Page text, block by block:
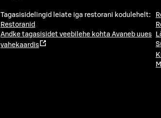
Tagasisidelingid leiate iga restorani kodulehelt:
Restoranid
Andke tagasisidet veebilehe kohta Avaneb uues
vahekaardis